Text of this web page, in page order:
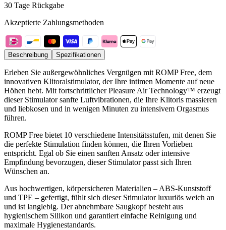
30 Tage Rückgabe
Akzeptierte Zahlungsmethoden
Beschreibung Spezifikationen
Erleben Sie außergewöhnliches Vergnügen mit ROMP Free, dem
innovativen Klitoralstimulator, der Ihre intimen Momente auf neue
Höhen hebt. Mit fortschrittlicher Pleasure Air Technology™ erzeugt
dieser Stimulator sanfte Luftvibrationen, die Ihre Klitoris massieren
und liebkosen und in wenigen Minuten zu intensivem Orgasmus
führen.
ROMP Free bietet 10 verschiedene Intensitätsstufen, mit denen Sie
die perfekte Stimulation finden können, die Ihren Vorlieben
entspricht. Egal ob Sie einen sanften Ansatz oder intensive
Empfindung bevorzugen, dieser Stimulator passt sich Ihren
Wünschen an.
Aus hochwertigen, körpersicheren Materialien – ABS-Kunststoff
und TPE – gefertigt, fühlt sich dieser Stimulator luxuriös weich an
und ist langlebig. Der abnehmbare Saugkopf besteht aus
hygienischem Silikon und garantiert einfache Reinigung und
maximale Hygienestandards.